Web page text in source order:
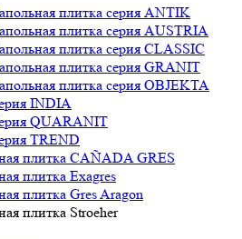
плитка серия ANTIK
плитка серия AUSTRIA
плитка серия CLASSIC
плитка серия GRANIT
плитка серия OBJEKTA
INDIA
QUARANIT
TREND
плитка CAÑADA GRES
плитка Exagres
плитка Gres Aragon
плитка Stroeher